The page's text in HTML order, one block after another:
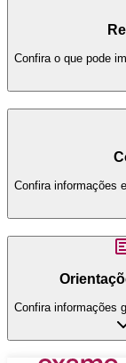
Confira o que pode
Confira informações
Confira informações